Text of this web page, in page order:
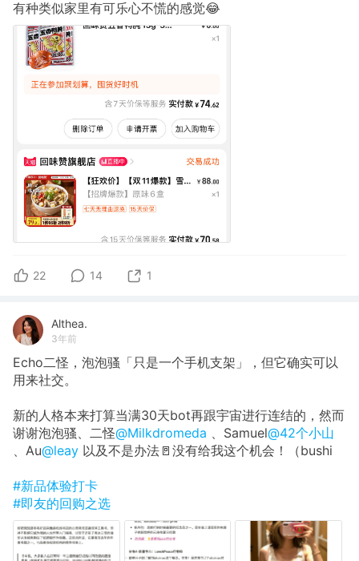
有种类似家里有可乐心不慌的感觉😂
22 14 1
Althea.
3年前
Echo二怪，泡泡骚「只是一个手机支架」，但它确实可以
用来社交。
新的人格本来打算当满30天bot再跟宇宙进行连结的，然而
谢谢泡泡骚、二怪@Milkdromeda 、Samuel@42个小山
、Au@leay 以及不是办法🚪没有给我这个机会！（bushi
#新品体验打卡
#即友的回购之选